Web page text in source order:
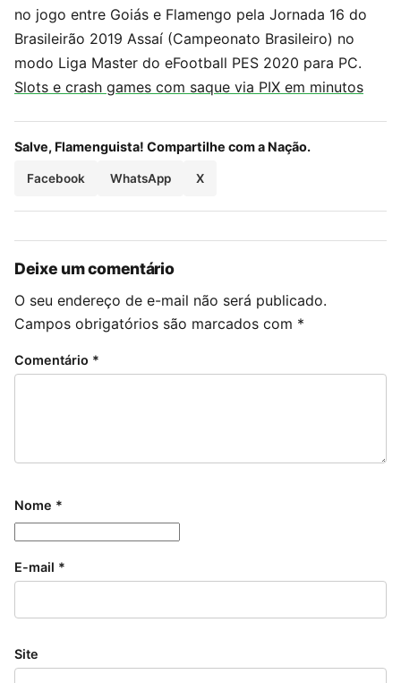
no jogo entre Goiás e Flamengo pela Jornada 16 do
Brasileirão 2019 Assaí (Campeonato Brasileiro) no
modo Liga Master do eFootball PES 2020 para PC.
Slots e crash games com saque via PIX em minutos
Salve, Flamenguista! Compartilhe com a Nação.
Facebook WhatsApp X
Deixe um comentário
O seu endereço de e-mail não será publicado.
Campos obrigatórios são marcados com *
Comentário *
Nome *
E-mail *
Site